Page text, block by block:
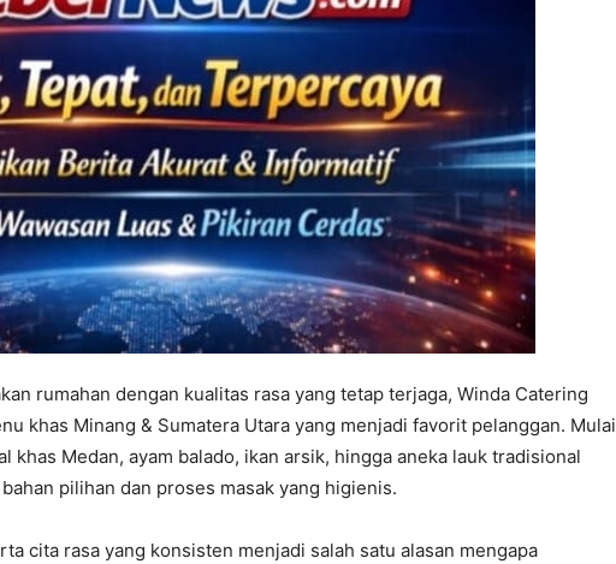
rumahan dengan kualitas rasa yang tetap terjaga, Winda Catering
khas Minang & Sumatera Utara yang menjadi favorit pelanggan. Mulai
khas Medan, ayam balado, ikan arsik, hingga aneka lauk tradisional
pilihan dan proses masak yang higienis.
cita rasa yang konsisten menjadi salah satu alasan mengapa